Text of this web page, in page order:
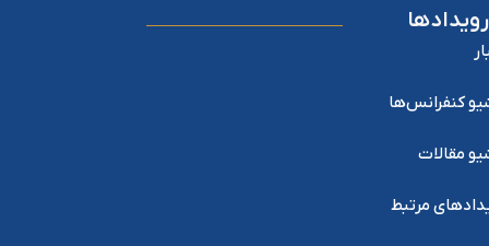
رویدادها
کنفرانس‌ها
مقالات
مرتبط